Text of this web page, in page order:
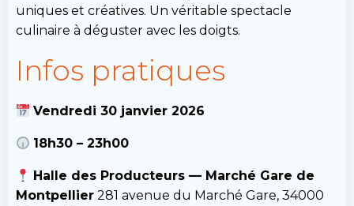
uniques et créatives. Un véritable spectacle
culinaire à déguster avec les doigts.
Infos pratiques
Vendredi 30 janvier 2026
18h30 – 23h00
Halle des Producteurs — Marché Gare de
Montpellier 281 avenue du Marché Gare, 34000